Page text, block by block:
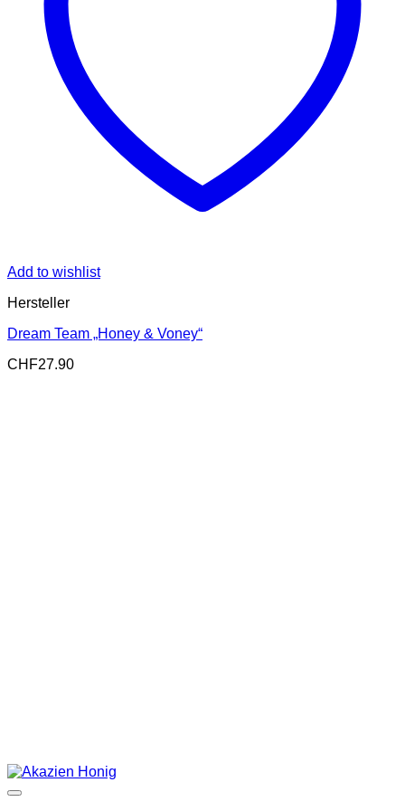
Add to wishlist
Hersteller
Dream Team „Honey & Voney“
CHF27.90